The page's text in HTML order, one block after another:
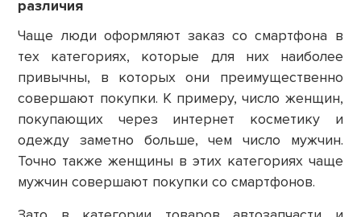
различия
Чаще люди оформляют заказ со смартфона в
тех категориях, которые для них наиболее
привычны, в которых они преимущественно
совершают покупки. К примеру, число женщин,
покупающих через интернет косметику и
одежду заметно больше, чем число мужчин.
Точно также женщины в этих категориях чаще
мужчин совершают покупки со смартфонов.